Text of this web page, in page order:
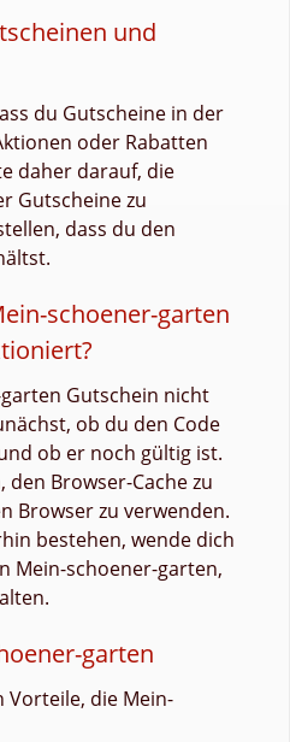
und
du Gutscheine in der
oder Rabatten
daher darauf, die
Gutscheine zu
dass du den
schoener-garten
Gutschein nicht
ob du den Code
ob er noch gültig ist.
den Browser-Cache zu
Browser zu verwenden.
bestehen, wende dich
Mein-schoener-garten,
garten
Vorteile, die Mein-